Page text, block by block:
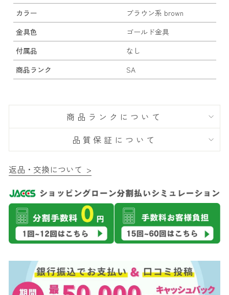
カラー
ブラウン系 brown
金具色
ゴールド金具
付属品
なし
商品ランク
SA
商品ランクについて
品質保証について
返品・交換について >